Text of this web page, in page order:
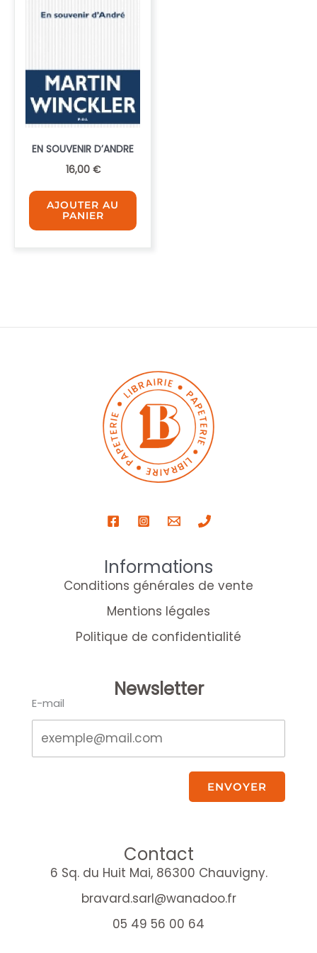
EN SOUVENIR D’ANDRE
16,00 €
AJOUTER AU
PANIER
Informations
Conditions générales de vente
Mentions légales
Politique de confidentialité
Newsletter
E-mail
ENVOYER
Contact
6 Sq. du Huit Mai, 86300 Chauvigny.
bravard.sarl@wanadoo.fr
05 49 56 00 64